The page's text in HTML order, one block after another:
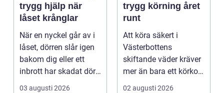
trygg hjälp när
låset krånglar
När en nyckel går av i
låset, dörren slår igen
bakom dig eller ett
inbrott har skadat dörr
och karm,...
03 augusti 2026
trygg körning året
runt
Att köra säkert i
Västerbottens
skiftande väder kräver
mer än bara ett körkort
och en pålitlig bil. ...
02 augusti 2026